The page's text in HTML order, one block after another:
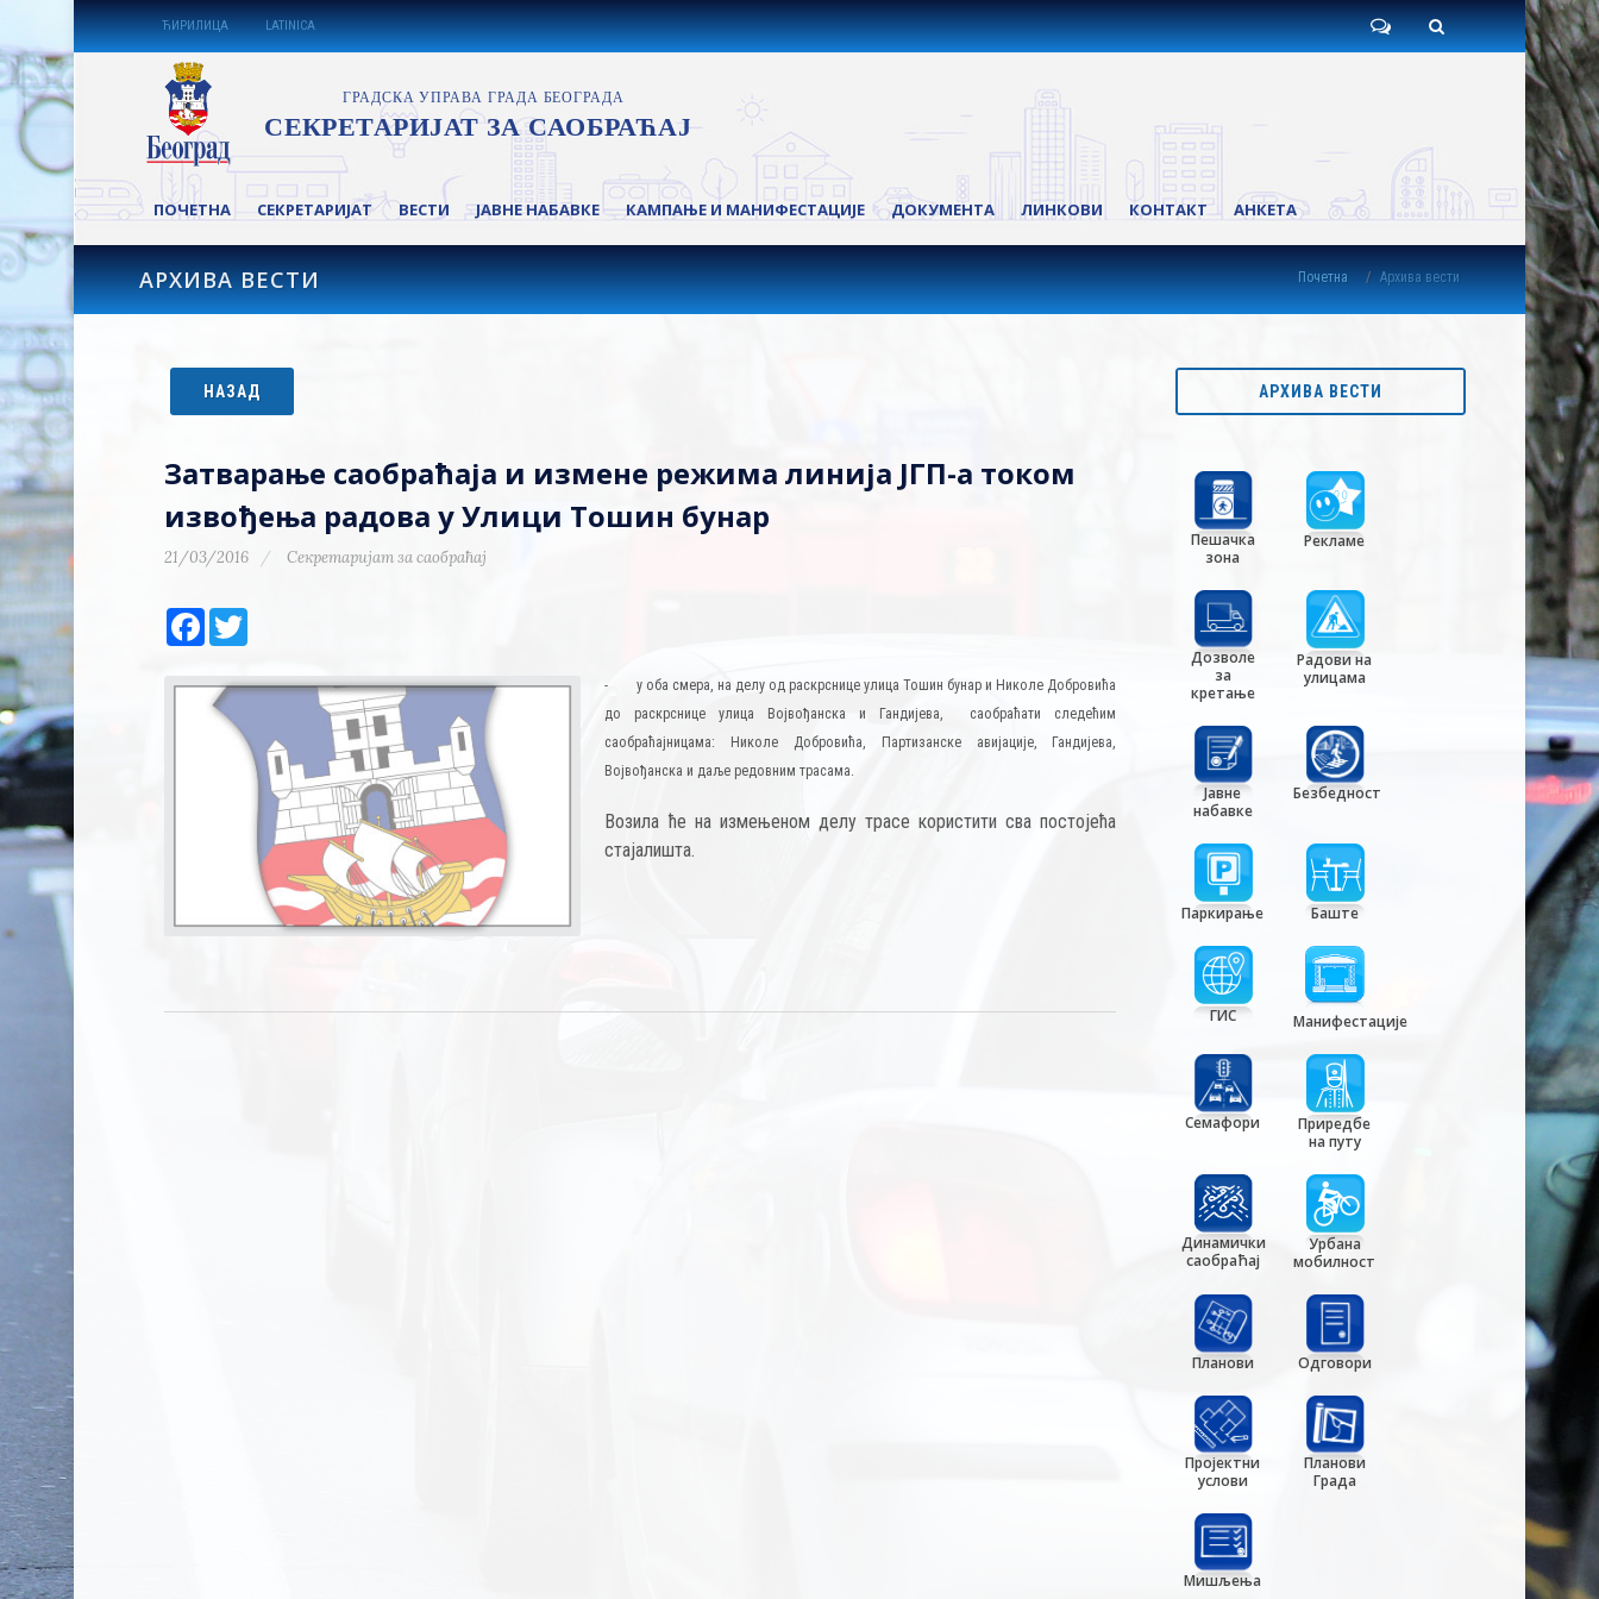
ЋИРИЛИЦА LATINICA
ПОЧЕТНА СЕКРЕТАРИЈАТ ВЕСТИ ЈАВНЕ НАБАВКЕ КАМПАЊЕ И МАНИФЕСТАЦИЈЕ ДОКУМЕНТА ЛИНКОВИ КОНТАКТ АНКЕТА
АРХИВА ВЕСТИ Почетна Архива вести
НАЗАД
Затварање саобраћаја и измене режима линија ЈГП-а током
извођења радова у Улици Тошин бунар
21/03/2016 Секретаријат за саобраћај
Facebook
-
у оба смера, на делу од раскрснице улица Тошин бунар и Николе Добровића
до раскрснице улица Војвођанска и Гандијева, саобраћати следећим
саобраћајницама: Николе Добровића, Партизанске авијације, Гандијева,
Војвођанска и даље редовним трасама.
Возила ће на измењеном делу трасе користити сва постојећа
стајалишта.
АРХИВА ВЕСТИ
Пешачка
зона
Рекламе
Дозволе
за
кретање
Радови на
улицама
Јавне
набавке
Безбедност
Паркирање Баште
ГИС Манифестације
Семафори
Приредбе
на путу
Динамички
саобраћај
Урбана
мобилност
Планови Одговори
Пројектни
услови
Планови
Града
Мишљења